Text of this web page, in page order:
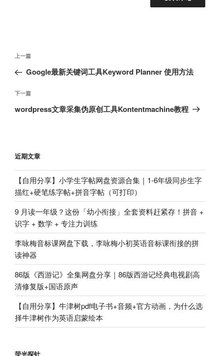
文
导
航
上
一
文
上一篇
Google最新关键词工具Keyword Planner 使用方法
下
一
下一篇
wordpress文章采集伪原创工具Kontentmachine教程
近期文章
【自用分享】小学生字帖网盘资源合集｜1-6年级同步生字
描红+硬笔练字帖+拼音字帖（可打印）
9 月读一年级？这份「幼小衔接」全套资料赶紧存！拼音 +
识字 + 数学 + 专注力训练
李咏梅音标课网盘下载，李咏梅小初英语音标课衔接的拼
读神器
86版《西游记》全集网盘分享｜86版西游记经典电视剧高
清修复版+国语原声
【自用分享】牛津树pdf电子书+音频+官方动画，为什么选
择牛津树作为英语启蒙绘本
荧光探针